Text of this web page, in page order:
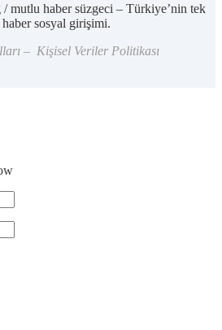
mutlu haber süzgeci – Türkiye’nin tek
sosyal girişimi.
– Kişisel Veriler Politikası